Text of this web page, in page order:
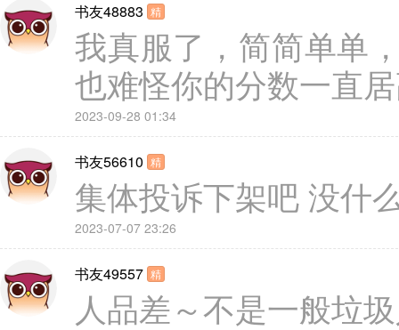
书友48883 精
我真服了，简简单单
也难怪你的分数一直
2023-09-28 01:34
书友56610 精
集体投诉下架吧 没什
2023-07-07 23:26
书友49557 精
人品差～不是一般垃